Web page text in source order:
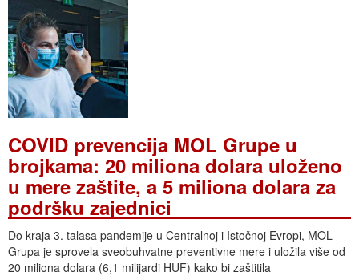
COVID prevencija MOL Grupe u
brojkama: 20 miliona dolara uloženo
u mere zaštite, a 5 miliona dolara za
podršku zajednici
Do kraja 3. talasa pandemije u Centralnoj i Istočnoj Evropi, MOL
Grupa je sprovela sveobuhvatne preventivne mere i uložila više od
20 miliona dolara (6,1 milijardi HUF) kako bi zaštitila